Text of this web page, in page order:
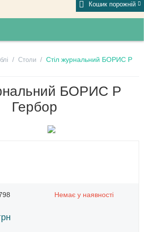
Кошик порожній
/ Столи / Стіл журнальний БОРИС Р
БОРИС Р
Гербор
Немає у наявності